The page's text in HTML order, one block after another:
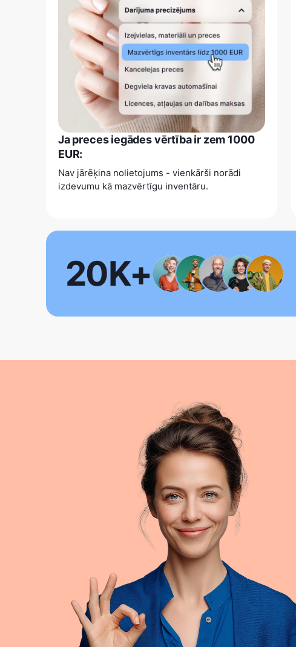
Ja preces iegādes vērtība ir zem 1000
EUR:
Nav jārēķina nolietojums - vienkārši norādi
izdevumu kā mazvērtīgu inventāru.
20K+